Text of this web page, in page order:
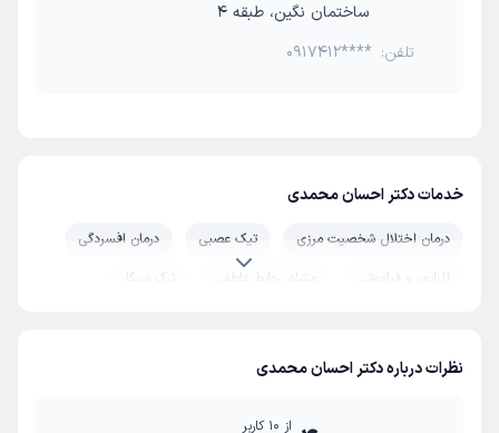
ساختمان نگین، طبقه 4
تلفن: 0917412****
خدمات دکتر احسان محمدی
درمان اختلال شخصیت مرزی تیک عصبی
درمان افسردگی
آلزایمر و فراموشی
مشاور روابط عاطفی
ترک سیگار
درمان استرس و اضطراب
نظرات درباره دکتر احسان محمدی
از 10 کاربر